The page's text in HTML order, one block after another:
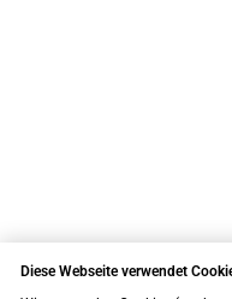
Diese Webseite verwendet